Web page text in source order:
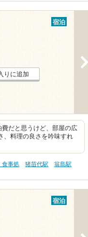
宿泊
りに追加
だと思うけど、部屋の広
、料理の良さを吟味すれ
食事処 猪苗代駅
翁島駅
宿泊